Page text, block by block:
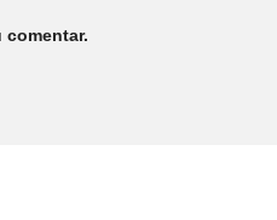
comentar.